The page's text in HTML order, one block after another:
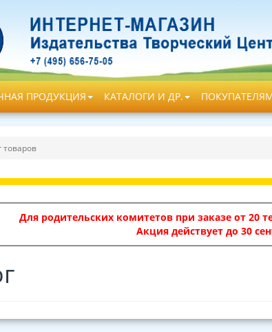
ПРОДУКЦИЯ КАТАЛОГИ И ДР.
товаров
Для родительских комитетов при заказе от 20
Акция действует до 30